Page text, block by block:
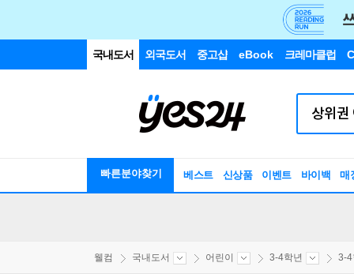
국내도서 외국도서 중고샵 eBook 크레마클럽
빠른분야찾기 베스트 신상품 이벤트 바이백 매
웰컴 국내도서 어린이 3-4학년 3-4